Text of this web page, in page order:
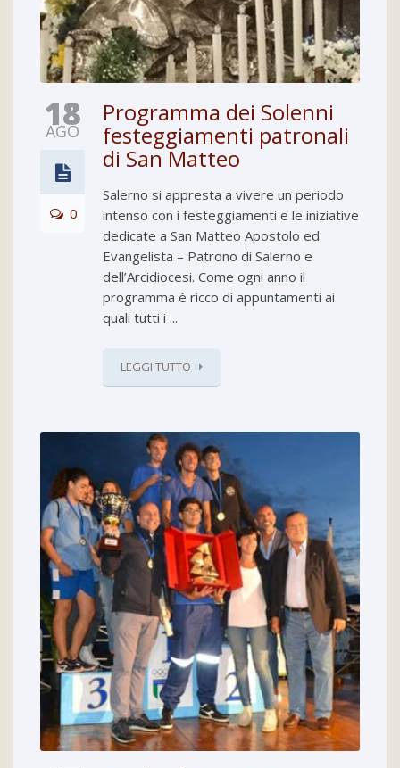
18
AGO
0
Programma dei Solenni
festeggiamenti patronali
di San Matteo
Salerno si appresta a vivere un periodo
intenso con i festeggiamenti e le iniziative
dedicate a San Matteo Apostolo ed
Evangelista – Patrono di Salerno e
dell’Arcidiocesi. Come ogni anno il
programma è ricco di appuntamenti ai
quali tutti i ...
LEGGI TUTTO